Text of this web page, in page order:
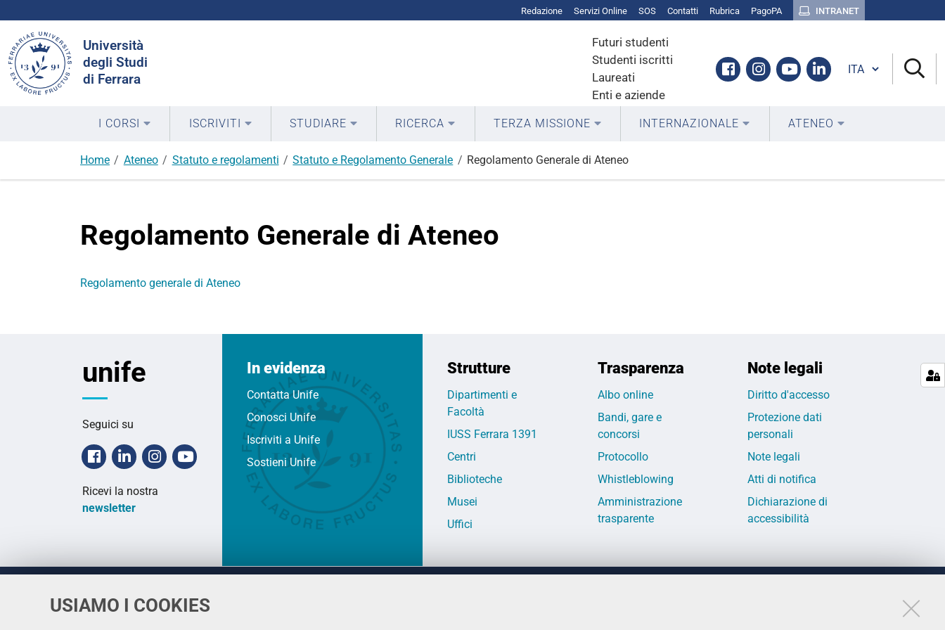
USIAMO I COOKIES
Redazione Servizi Online SOS Contatti Rubrica PagoPA INTRANET
Università
degli Studi
di Ferrara
Futuri studenti
Studenti iscritti
Laureati
Enti e aziende
Facebook
Instagram
YoutubeLinkedin
nel
sito
Cambia lingua
I CORSI ISCRIVITI STUDIARE RICERCA TERZA MISSIONE INTERNAZIONALE ATENEO
Home Ateneo Statuto e regolamenti Statuto e Regolamento Generale Regolamento Generale di Ateneo
Regolamento Generale di Ateneo
Regolamento generale di Ateneo
unife
Seguici su
Facebook
LinkedinInstagramYoutube
Ricevi la nostra
newsletter
In evidenza
Contatta Unife
Conosci Unife
Iscriviti a Unife
Sostieni Unife
Strutture
Dipartimenti e
Facoltà
IUSS Ferrara 1391
Centri
Biblioteche
Musei
Uffici
Trasparenza
Albo online
Bandi, gare e
concorsi
Protocollo
Whistleblowing
Amministrazione
trasparente
Note legali
Diritto d'accesso
Protezione dati
personali
Note legali
Atti di notifica
Dichiarazione di
accessibilità
Università